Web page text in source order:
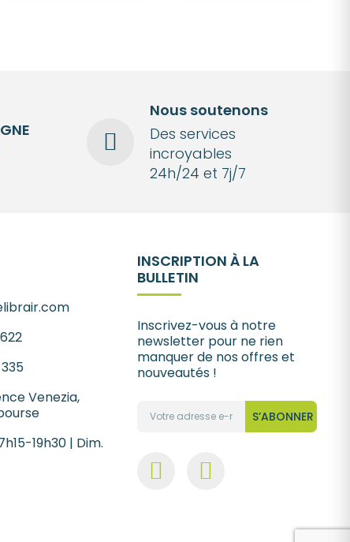
Nous soutenons
Des services
incroyables
24h/24 et 7j/7
Venezia,
19h30 | Dim.
INSCRIPTION À LA
BULLETIN
Inscrivez-vous à notre
newsletter pour ne rien
manquer de nos offres et
nouveautés !
S’ABONNER